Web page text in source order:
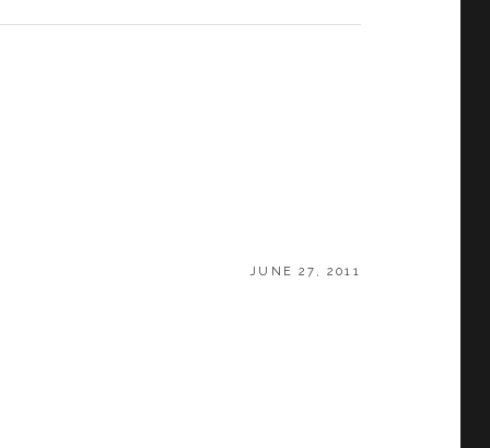
POSTED
JUNE 27, 2011